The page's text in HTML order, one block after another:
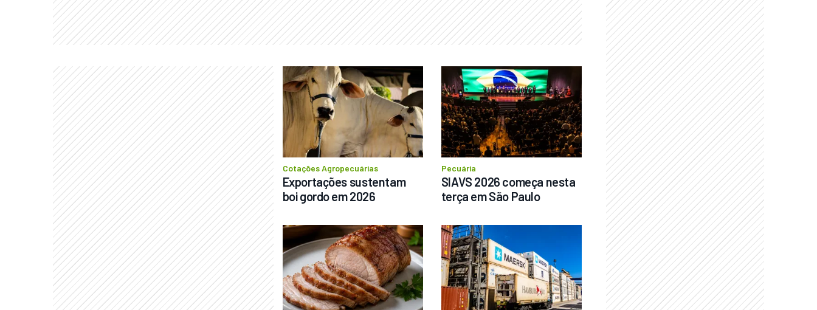
Cotações Agropecuárias
Exportações sustentam
boi gordo em 2026
Pecuária
SIAVS 2026 começa nesta
terça em São Paulo